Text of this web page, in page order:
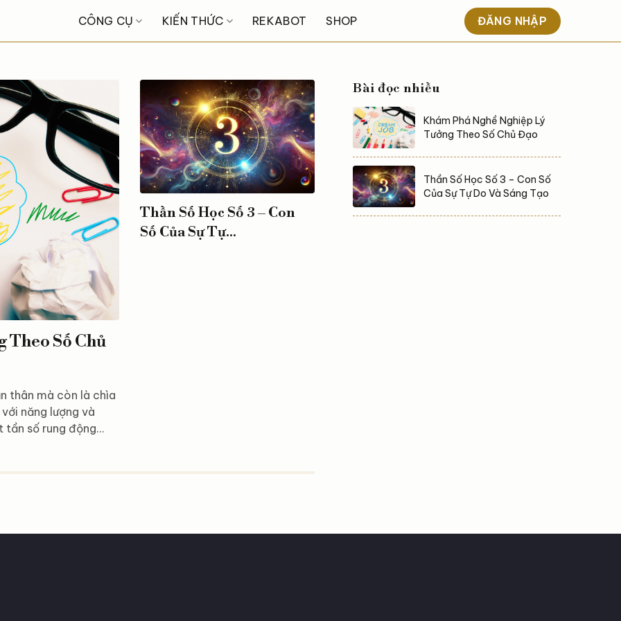
CÔNG CỤ KIẾN THỨC REKABOT SHOP ĐĂNG NHẬP
Theo Số Chủ
thân mà còn là chìa
năng lượng và
tần số rung động
hảo cho bạn! Số
Thần Số Học Số 3 – Con
Số Của Sự Tự...
Bài đọc nhiều
Khám Phá Nghề Nghiệp Lý
Tưởng Theo Số Chủ Đạo
Thần Số Học Số 3 – Con Số
Của Sự Tự Do Và Sáng Tạo